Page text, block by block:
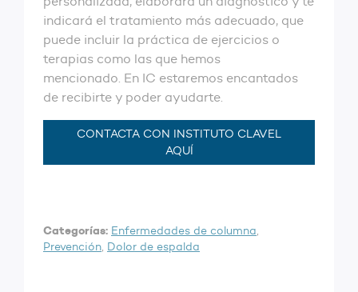
indicará el tratamiento más adecuado, que
puede incluir la práctica de ejercicios o
terapias como las que hemos
mencionado. En IC estaremos encantados
de recibirte y poder ayudarte.
CONTACTA CON INSTITUTO CLAVEL
AQUÍ
Categorías: Enfermedades de columna,
Prevención, Dolor de espalda